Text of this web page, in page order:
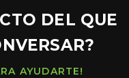
DEL QUE
AYUDARTE!